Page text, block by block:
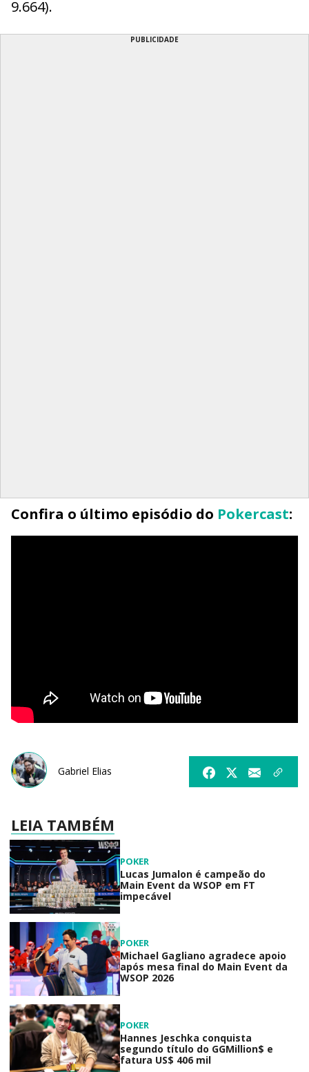
9.664).
PUBLICIDADE
Confira o último episódio do Pokercast:
Gabriel Elias
LEIA TAMBÉM
POKER
Lucas Jumalon é campeão do
Main Event da WSOP em FT
impecável
POKER
Michael Gagliano agradece apoio
após mesa final do Main Event da
WSOP 2026
POKER
Hannes Jeschka conquista
segundo título do GGMillion$ e
fatura US$ 406 mil